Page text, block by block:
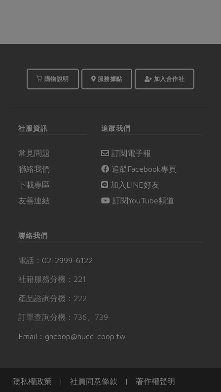
購物說明 服務據點 加入合作社
社服資訊
常見問題
聯絡我們
下載專區
友善連結
追蹤我們
訂閱電子報
追蹤Facebook專頁
加入LINE好友
訂閱YouTube頻道
聯絡我們
電話： 02-2999-6122
社籍服務分機：221
產品諮詢分機：222
訂單查詢分機：736、739
Email：gncoop@hucc-coop.tw
隱私權政策 | 社員同意條款 | 著作權聲明